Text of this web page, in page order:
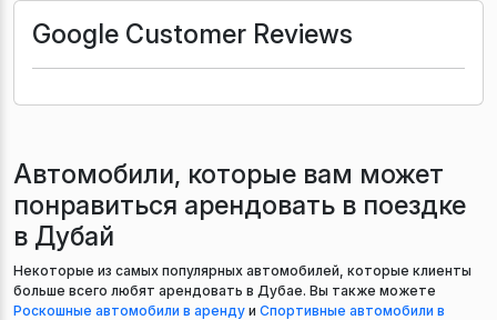
Google Customer Reviews
Автомобили, которые вам может
понравиться арендовать в поездке
в Дубай
Некоторые из самых популярных автомобилей, которые клиенты
больше всего любят арендовать в Дубае. Вы также можете
Роскошные автомобили в аренду и Спортивные автомобили в